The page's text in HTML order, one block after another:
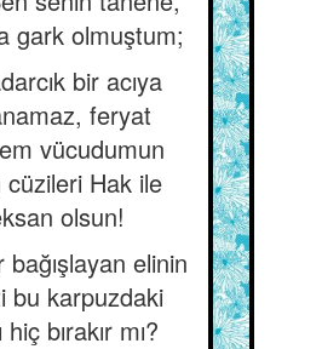
gark olmuştum;
bir acıya
feryat
vücudumun
cüzileri Hak ile
olsun!
bağışlayan elinin
bu karpuzdaki
hiç bırakır mı?